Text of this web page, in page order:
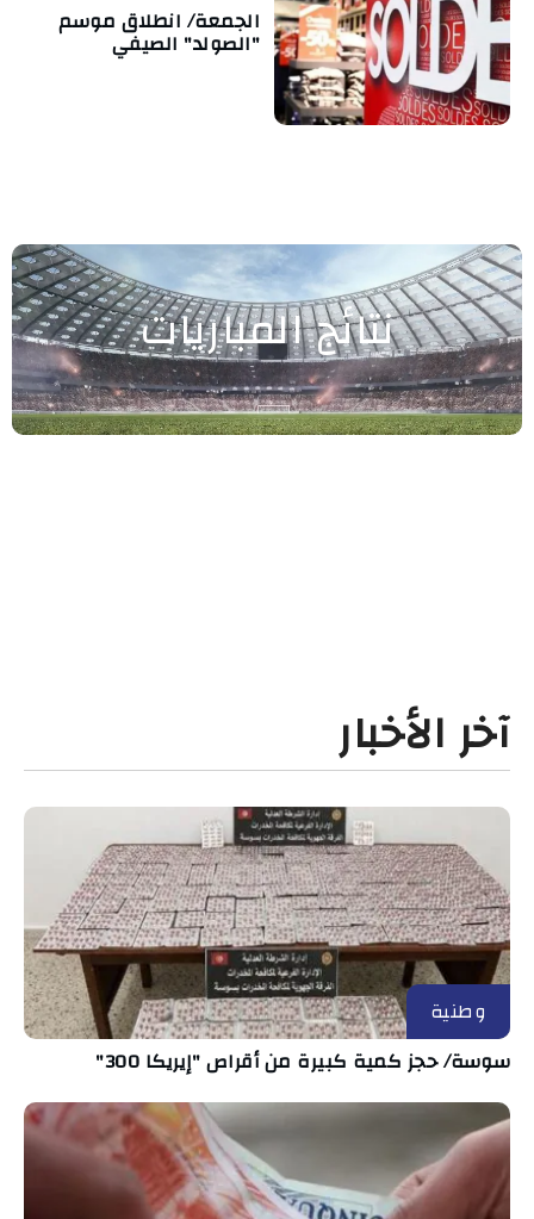
الجمعة/ انطلاق موسم
"الصولد" الصيفي
نتائج المباريات
آخر الأخبار
وطنية
سوسة/ حجز كمية كبيرة من أقراص "إيريكا 300"